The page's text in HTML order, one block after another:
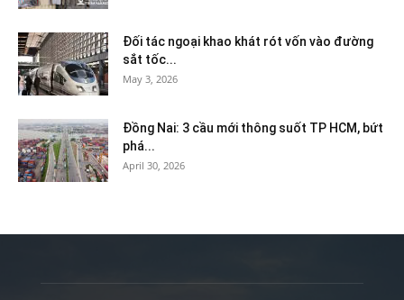
Đối tác ngoại khao khát rót vốn vào đường
sắt tốc...
May 3, 2026
Đồng Nai: 3 cầu mới thông suốt TP HCM, bứt
phá...
April 30, 2026